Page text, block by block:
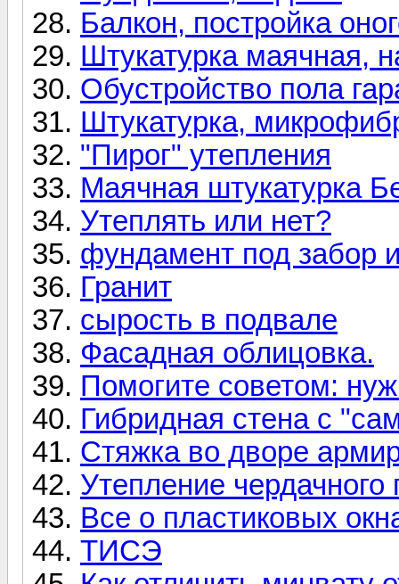
Балкон, постройка
Штукатурка маячная,
Обустройство пола
Штукатурка,
"Пирог" утепления
Маячная штукатурка
Утеплять или нет?
фундамент под забор
Гранит
сырость в подвале
Фасадная облицовка.
Помогите советом:
Гибридная стена с
Стяжка во дворе
Утепление чердачного
Все о пластиковых
ТИСЭ